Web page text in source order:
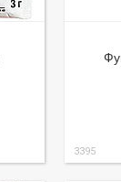
3395